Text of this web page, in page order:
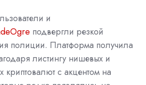
и
подвергли резкой
полиции. Платформа получила
листингу нишевых и
с акцентом на